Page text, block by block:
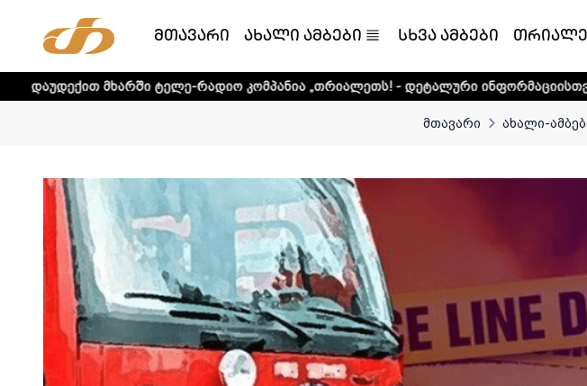
მთავარი ახალი ამბები სხვა ამბები
ტელე-რადიო კომპანია „თრიალეთს! - დეტალური ინფორმაციისთვის დააკლიკეთ
მთავარი ახალი-